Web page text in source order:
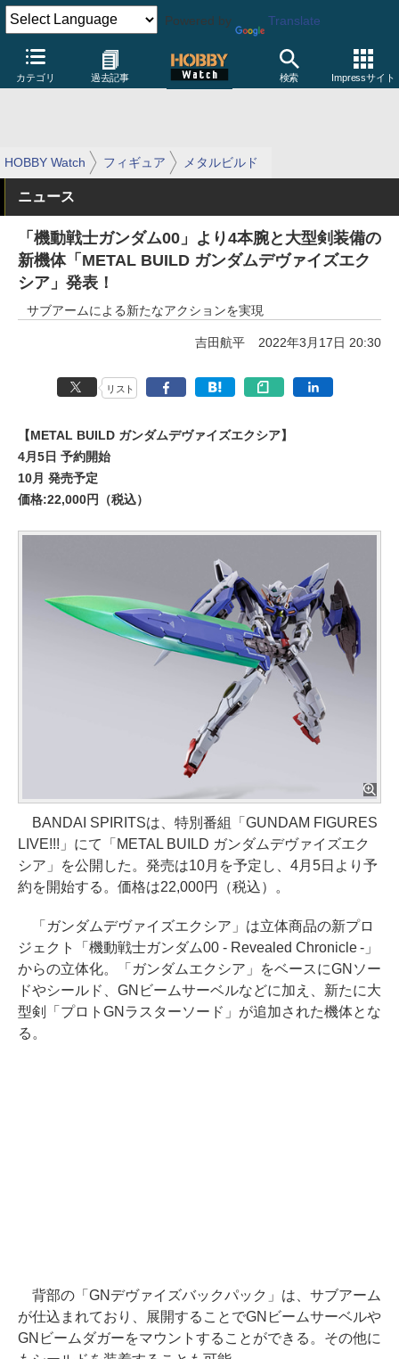
Powered by Translate
カテゴリ 過去記事 検索 Impressサイト
HOBBY Watch フィギュア メタルビルド
ニュース
「機動戦士ガンダム00」より4本腕と大型剣装備の
新機体「METAL BUILD ガンダムデヴァイズエク
シア」発表！
サブアームによる新たなアクションを実現
吉田航平 2022年3月17日 20:30
リスト
【METAL BUILD ガンダムデヴァイズエクシア】
4月5日 予約開始
10月 発売予定
価格:22,000円（税込）
BANDAI SPIRITSは、特別番組「GUNDAM FIGURES
LIVE!!!」にて「METAL BUILD ガンダムデヴァイズエク
シア」を公開した。発売は10月を予定し、4月5日より予
約を開始する。価格は22,000円（税込）。
「ガンダムデヴァイズエクシア」は立体商品の新プロ
ジェクト「機動戦士ガンダム00 - Revealed Chronicle -」
からの立体化。「ガンダムエクシア」をベースにGNソー
ドやシールド、GNビームサーベルなどに加え、新たに大
型剣「プロトGNラスターソード」が追加された機体とな
る。
背部の「GNデヴァイズバックパック」は、サブアーム
が仕込まれており、展開することでGNビームサーベルや
GNビームダガーをマウントすることができる。その他に